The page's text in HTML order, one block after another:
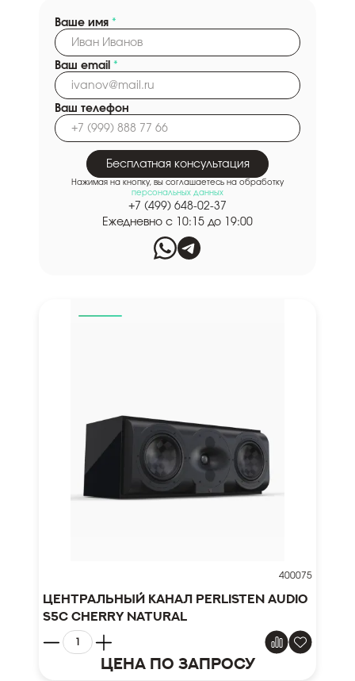
400075
Центральный канал Perlisten Audio
S5c Cherry Natural
Цена по запросу
Ваше имя *
Ваш email *
Ваш телефон
Бесплатная консультация
Нажимая на кнопку, вы соглашаетесь на обработку
персональных данных
+7 (499) 648-02-37
Ежедневно с 10:15 до 19:00